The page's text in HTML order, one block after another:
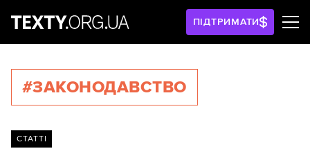
ПІДТРИМАТИ
#ЗАКОНОДАВСТВО
СТАТТІ